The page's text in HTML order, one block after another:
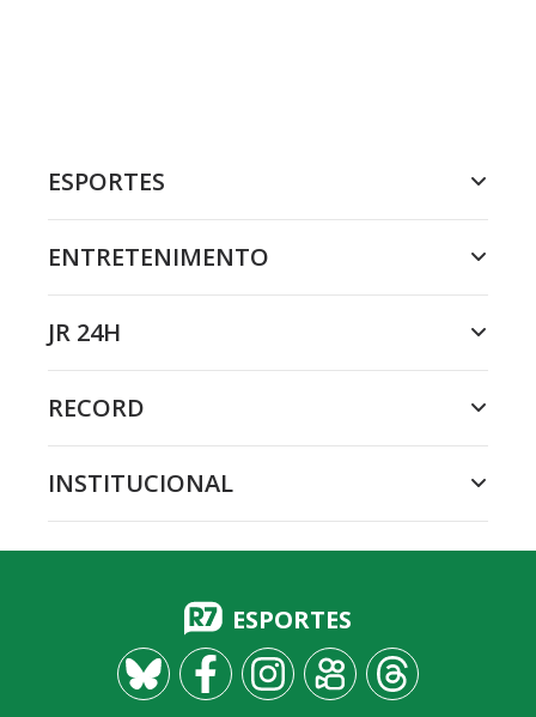
ESPORTES
ENTRETENIMENTO
JR 24H
RECORD
INSTITUCIONAL
ESPORTES